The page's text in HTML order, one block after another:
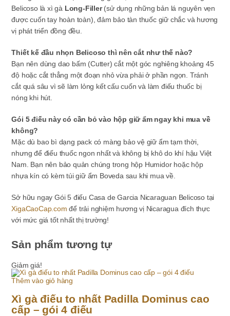
Belicoso là xì gà Long-Filler(sử dụng những bản lá nguyên vẹn
được cuốn tay hoàn toàn), đảm bảo tàn thuốc giữ chắc và hương
vị phát triển đồng đều.
Thiết kế đầu nhọn Belicoso thì nên cắt như thế nào?
Bạn nên dùng dao bấm (Cutter) cắt một góc nghiêng khoảng 45
độ hoặc cắt thẳng một đoạn nhỏ vừa phải ở phần ngọn. Tránh
cắt quá sâu vì sẽ làm lỏng kết cấu cuốn và làm điếu thuốc bị
nóng khi hút.
Gói 5 điếu này có cần bỏ vào hộp giữ ẩm ngay khi mua về
không?
Mặc dù bao bì dạng pack có màng bảo vệ giữ ẩm tạm thời,
nhưng để điếu thuốc ngon nhất và không bị khô do khí hậu Việt
Nam. Bạn nên bảo quản chúng trong hộp Humidor hoặc hộp
nhựa kín có kèm túi giữ ẩm Boveda sau khi mua về.
Sở hữu ngay Gói 5 điếu Casa de Garcia Nicaraguan Belicoso tại
XigaCaoCap.com để trải nghiệm hương vị Nicaragua đích thực
với mức giá tốt nhất thị trường!
Sản phẩm tương tự
Giảm giá!
Thêm vào giỏ hàng
Xì gà điếu to nhất Padilla Dominus cao
cấp – gói 4 điếu